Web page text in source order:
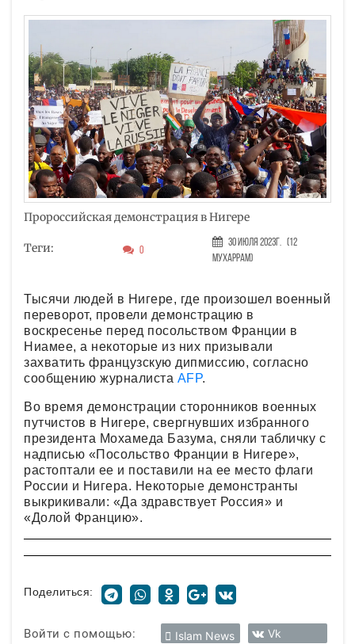
Пророссийская демонстрация в Нигере
Теги: 0
30 Июля 2023г. (12
Мухаррам)
Тысячи людей в Нигере, где произошел военный
переворот, провели демонстрацию в
воскресенье перед посольством Франции в
Ниамее, а некоторые из них призывали
захватить французскую дипмиссию, согласно
сообщению журналиста AFP.
Во время демонстрации сторонников военных
путчистов в Нигере, свергнувших избранного
президента Мохамеда Базума, сняли табличку с
надписью «Посольство Франции в Нигере»,
растоптали ее и поставили на ее место флаги
России и Нигера. Некоторые демонстранты
выкрикивали: «Да здравствует Россия» и
«Долой Францию».
Поделиться:
Войти с помощью: Islam News Vk